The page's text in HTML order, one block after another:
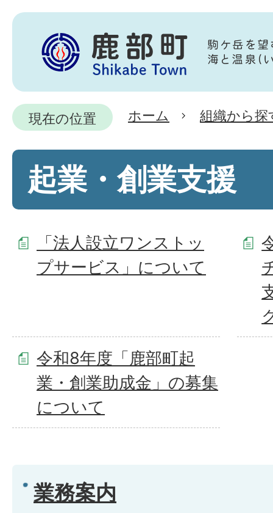
現在の位置 ホーム 組織から探
起業・創業支援
「法人設立ワンストッ
プサービス」について
令和8年度「鹿部町起
業・創業助成金」の募集
について
業務案内